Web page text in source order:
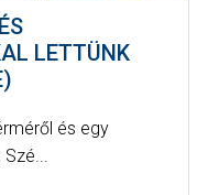
LETTÜNK
és egy